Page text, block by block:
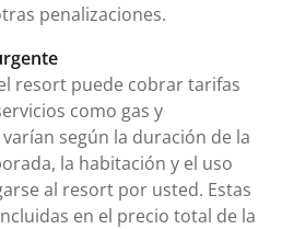
penalizaciones.
resort puede cobrar tarifas
como gas y
según la duración de la
la habitación y el uso
al resort por usted. Estas
en el precio total de la